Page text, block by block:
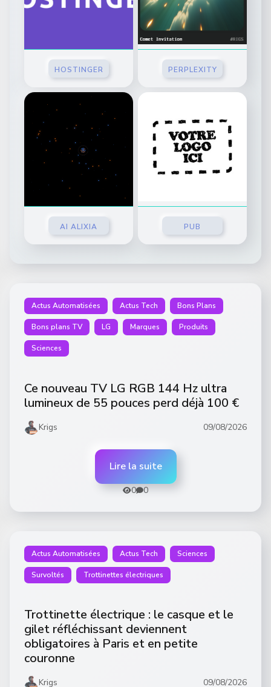
HOSTINGER PERPLEXITY
AI ALIXIA PUB
Actus Automatisées Actus Tech Bons Plans
Bons plans TV LG Marques Produits
Sciences
Ce nouveau TV LG RGB 144 Hz ultra
lumineux de 55 pouces perd déjà 100 €
Krigs 09/08/2026
Lire la suite
0 0
Actus Automatisées Actus Tech Sciences
Survoltés Trottinettes électriques
Trottinette électrique : le casque et le
gilet réfléchissant deviennent
obligatoires à Paris et en petite
couronne
Krigs 09/08/2026